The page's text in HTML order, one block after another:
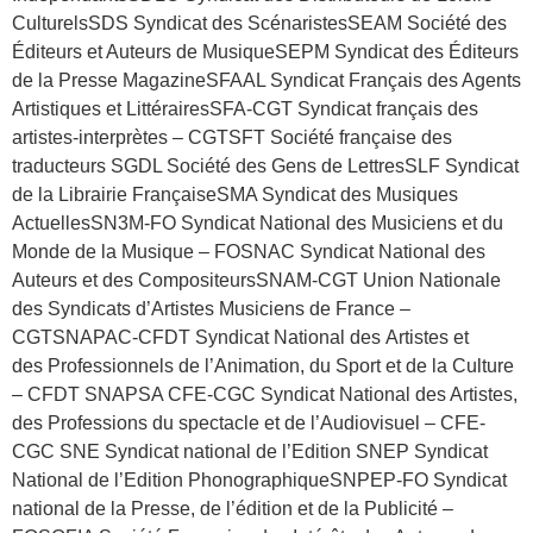
CulturelsSDS Syndicat des ScénaristesSEAM Société des
Éditeurs et Auteurs de MusiqueSEPM Syndicat des Éditeurs
de la Presse MagazineSFAAL Syndicat Français des Agents
Artistiques et LittérairesSFA-CGT Syndicat français des
artistes-interprètes – CGTSFT Société française des
traducteurs SGDL Société des Gens de LettresSLF Syndicat
de la Librairie FrançaiseSMA Syndicat des Musiques
ActuellesSN3M-FO Syndicat National des Musiciens et du
Monde de la Musique – FOSNAC Syndicat National des
Auteurs et des CompositeursSNAM-CGT Union Nationale
des Syndicats d’Artistes Musiciens de France –
CGTSNAPAC-CFDT Syndicat National des Artistes et
des Professionnels de l’Animation, du Sport et de la Culture
– CFDT SNAPSA CFE-CGC Syndicat National des Artistes,
des Professions du spectacle et de l’Audiovisuel – CFE-
CGC SNE Syndicat national de l’Edition SNEP Syndicat
National de l’Edition PhonographiqueSNPEP-FO Syndicat
national de la Presse, de l’édition et de la Publicité –